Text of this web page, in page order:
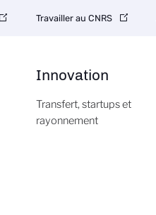
Innovation
Transfert, startups et
rayonnement
Travailler au CNRS